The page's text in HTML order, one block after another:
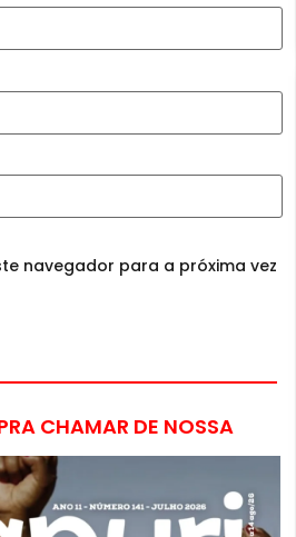
navegador para a próxima vez
CHAMAR DE NOSSA